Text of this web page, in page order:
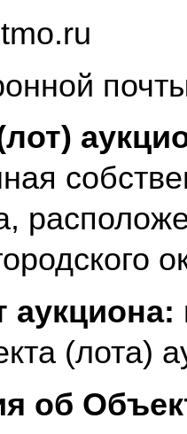
аукциона:
(лота)
об